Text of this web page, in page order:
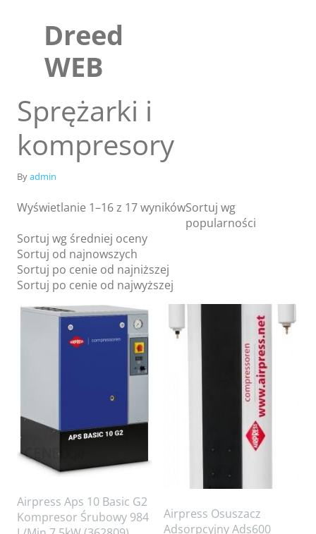
Dreed
WEB
Sklep
Blog
Sprężarki i
kompresory
Byadmin
Wyświetlanie 1–16 z 17 wynikówSortuj wg
popularności
Sortuj wg średniej oceny
Sortuj od najnowszych
Sortuj po cenie od najniższej
Sortuj po cenie od najwyższej
Airpress Aps 10 Basic G2
Kompresor Śrubowy 984
Airpress Osuszacz
Adsorpcyjny Ads600